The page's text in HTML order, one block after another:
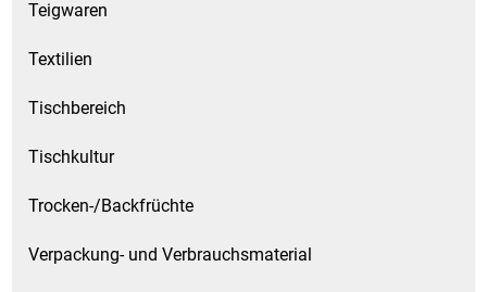
Teigwaren
Textilien
Tischbereich
Tischkultur
Trocken-/Backfrüchte
Verpackung- und Verbrauchsmaterial